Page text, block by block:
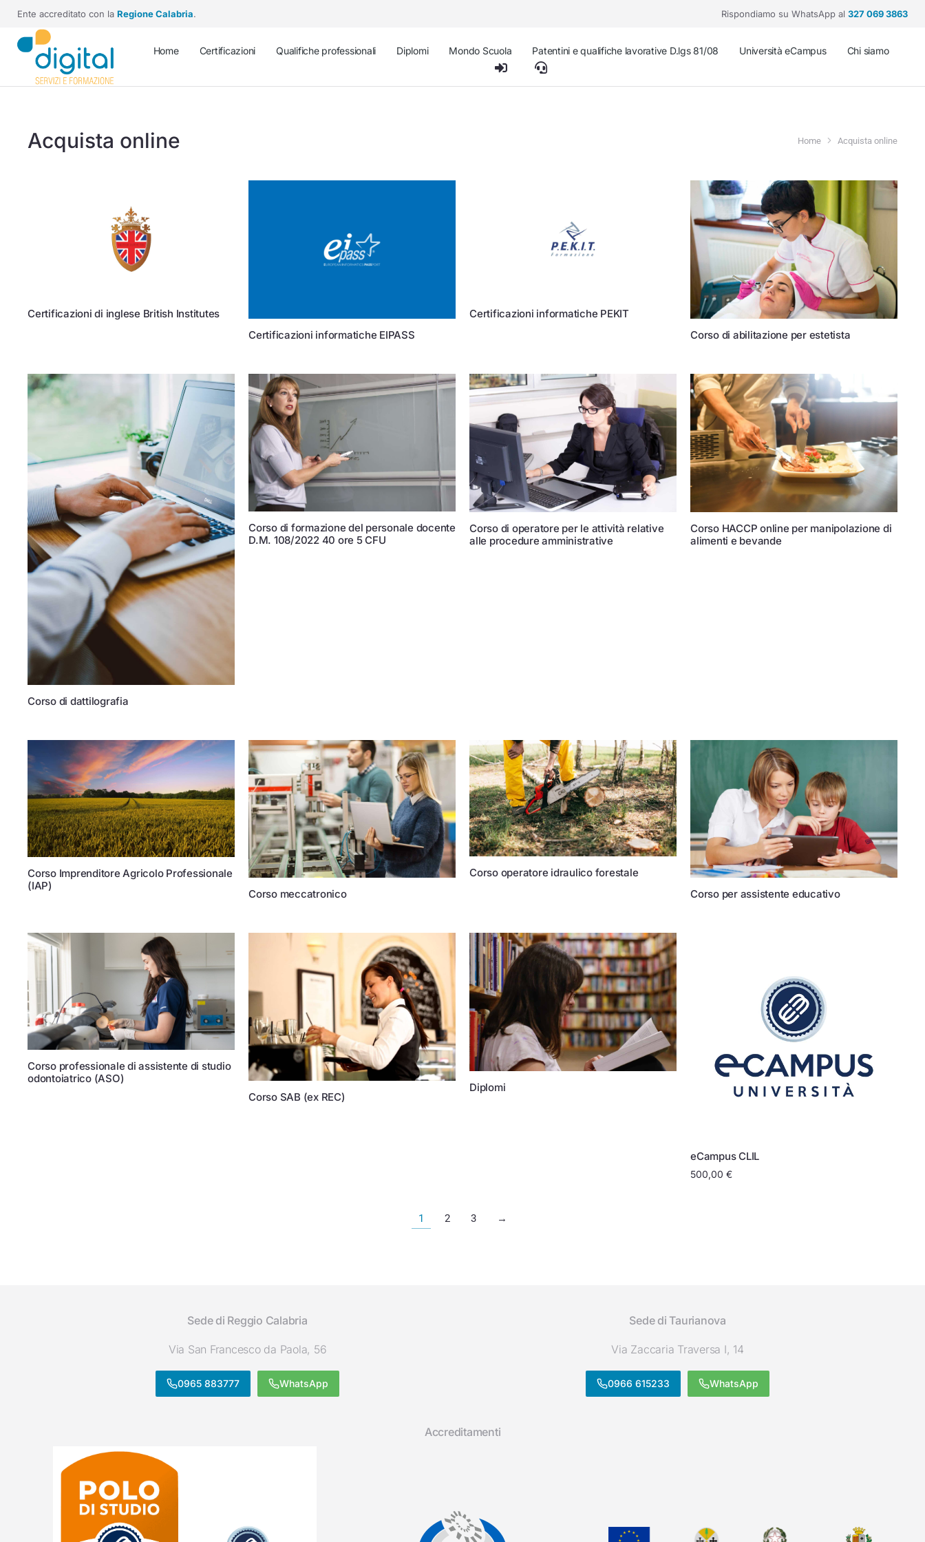
Ente accreditato con la Regione Calabria. Rispondiamo su WhatsApp al 327 069 3863
Home Certificazioni Qualifiche professionali Diplomi Mondo Scuola Patentini e qualifiche lavorative D.lgs 81/08 Università eCampus Chi siamo
Acquista online Home Acquista online
Certificazioni di inglese British Institutes
Certificazioni informatiche EIPASS
Certificazioni informatiche PEKIT
Corso di abilitazione per estetista
Corso di dattilografia
Corso di formazione del personale docente
D.M. 108/2022 40 ore 5 CFU
Corso di operatore per le attività relative
alle procedure amministrative
Corso HACCP online per manipolazione di
alimenti e bevande
Corso Imprenditore Agricolo Professionale
(IAP)
Corso meccatronico
Corso operatore idraulico forestale
Corso per assistente educativo
Corso professionale di assistente di studio
odontoiatrico (ASO)
Corso SAB (ex REC)
Diplomi
eCampus CLIL
500,00 €
1 2 3 →
Sede di Reggio Calabria
Via San Francesco da Paola, 56
0965 883777 WhatsApp
Sede di Taurianova
Via Zaccaria Traversa I, 14
0966 615233 WhatsApp
Accreditamenti